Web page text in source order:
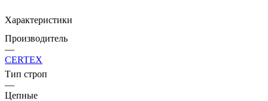
Характеристики
Производитель
—
CERTEX
Тип строп
—
Цепные